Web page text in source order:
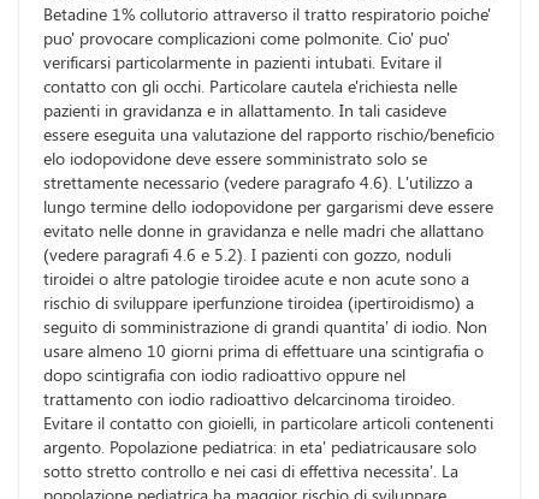
Betadine 1% collutorio attraverso il tratto respiratorio poiche'
puo' provocare complicazioni come polmonite. Cio' puo'
verificarsi particolarmente in pazienti intubati. Evitare il
contatto con gli occhi. Particolare cautela e'richiesta nelle
pazienti in gravidanza e in allattamento. In tali casideve
essere eseguita una valutazione del rapporto rischio/beneficio
elo iodopovidone deve essere somministrato solo se
strettamente necessario (vedere paragrafo 4.6). L'utilizzo a
lungo termine dello iodopovidone per gargarismi deve essere
evitato nelle donne in gravidanza e nelle madri che allattano
(vedere paragrafi 4.6 e 5.2). I pazienti con gozzo, noduli
tiroidei o altre patologie tiroidee acute e non acute sono a
rischio di sviluppare iperfunzione tiroidea (ipertiroidismo) a
seguito di somministrazione di grandi quantita' di iodio. Non
usare almeno 10 giorni prima di effettuare una scintigrafia o
dopo scintigrafia con iodio radioattivo oppure nel
trattamento con iodio radioattivo delcarcinoma tiroideo.
Evitare il contatto con gioielli, in particolare articoli contenenti
argento. Popolazione pediatrica: in eta' pediatricausare solo
sotto stretto controllo e nei casi di effettiva necessita'. La